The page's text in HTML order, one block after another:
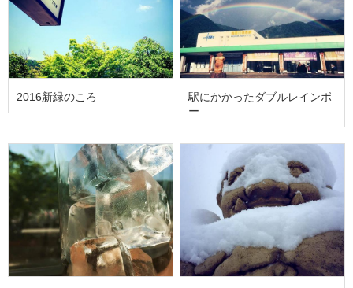
2016新緑のころ
駅にかかったダブルレインボ
ー